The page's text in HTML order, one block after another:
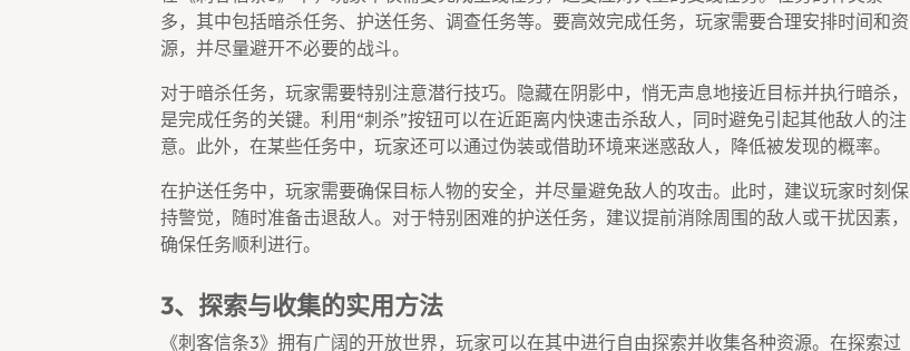
多，其中包括暗杀任务、护送任务、调查任务等。要高效完成任务，玩家需要合理安排时间和资
源，并尽量避开不必要的战斗。
对于暗杀任务，玩家需要特别注意潜行技巧。隐藏在阴影中，悄无声息地接近目标并执行暗杀，
是完成任务的关键。利用“刺杀”按钮可以在近距离内快速击杀敌人，同时避免引起其他敌人的注
意。此外，在某些任务中，玩家还可以通过伪装或借助环境来迷惑敌人，降低被发现的概率。
在护送任务中，玩家需要确保目标人物的安全，并尽量避免敌人的攻击。此时，建议玩家时刻保
持警觉，随时准备击退敌人。对于特别困难的护送任务，建议提前消除周围的敌人或干扰因素，
确保任务顺利进行。
3、探索与收集的实用方法
《刺客信条3》拥有广阔的开放世界，玩家可以在其中进行自由探索并收集各种资源。在探索过